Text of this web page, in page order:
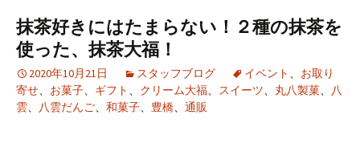
抹茶好きにはたまらない！２種の抹茶を
使った、抹茶大福！
2020年10月21日 スタッフブログ イベント 、 お取り
寄せ、 お菓子、 ギフト 、 クリーム大福、 スイーツ、 丸八製菓、 八
雲、 八雲だんご、 和菓子、 豊橋、 通販